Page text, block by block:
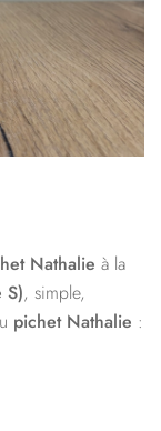
Nathalie à la
S), simple,
pichet Nathalie :